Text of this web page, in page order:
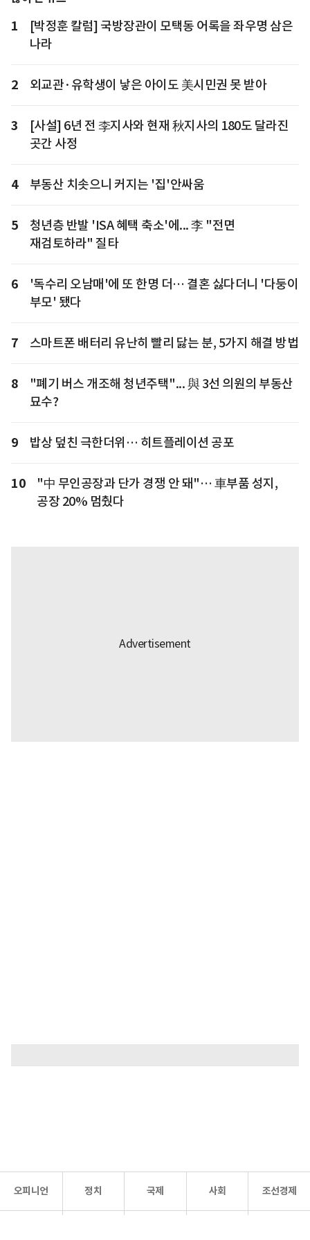
1
[박정훈 칼럼] 국방장관이 모택동 어록을 좌우명 삼은
나라
2 외교관·유학생이 낳은 아이도 美시민권 못 받아
3
[사설] 6년 전 李지사와 현재 秋지사의 180도 달라진
곳간 사정
4 부동산 치솟으니 커지는 '집'안싸움
5
청년층 반발 'ISA 혜택 축소'에... 李 "전면
재검토하라" 질타
6
'독수리 오남매'에 또 한명 더… 결혼 싫다더니 '다둥이
부모' 됐다
7 스마트폰 배터리 유난히 빨리 닳는 분, 5가지 해결 방법
8
"폐기 버스 개조해 청년주택"... 與 3선 의원의 부동산
묘수?
9 밥상 덮친 극한더위… 히트플레이션 공포
10
"中 무인공장과 단가 경쟁 안 돼"… 車부품 성지,
공장 20% 멈췄다
오피니언 정치 국제 사회 조선경제